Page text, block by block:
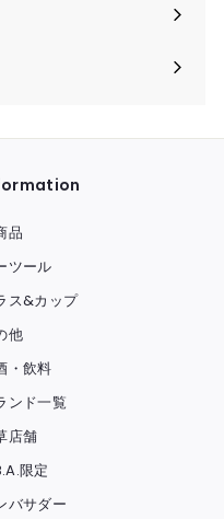
品
ツール
ス&カップ
他
・飲料
ンド一覧
店舗
限定
バサダー